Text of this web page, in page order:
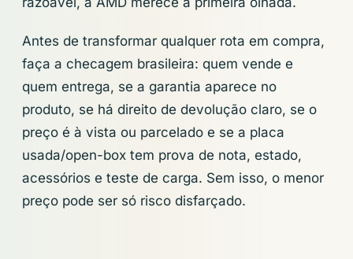
Antes de transformar qualquer rota em compra,
faça a checagem brasileira: quem vende e
quem entrega, se a garantia aparece no
produto, se há direito de devolução claro, se o
preço é à vista ou parcelado e se a placa
usada/open-box tem prova de nota, estado,
acessórios e teste de carga. Sem isso, o menor
preço pode ser só risco disfarçado.